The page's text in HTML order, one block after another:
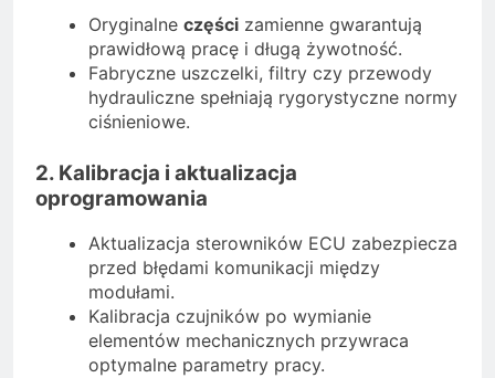
Oryginalne części zamienne gwarantują
prawidłową pracę i długą żywotność.
Fabryczne uszczelki, filtry czy przewody
hydrauliczne spełniają rygorystyczne normy
ciśnieniowe.
2. Kalibracja i aktualizacja
oprogramowania
Aktualizacja sterowników ECU zabezpiecza
przed błędami komunikacji między
modułami.
Kalibracja czujników po wymianie
elementów mechanicznych przywraca
optymalne parametry pracy.